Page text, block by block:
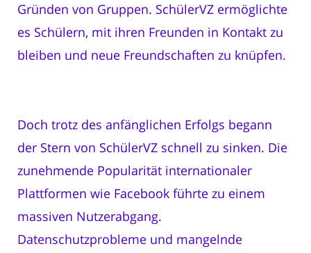
Gründen von Gruppen. SchülerVZ ermöglichte
es Schülern, mit ihren Freunden in Kontakt zu
bleiben und neue Freundschaften zu knüpfen.
Doch trotz des anfänglichen Erfolgs begann
der Stern von SchülerVZ schnell zu sinken. Die
zunehmende Popularität internationaler
Plattformen wie Facebook führte zu einem
massiven Nutzerabgang.
Datenschutzprobleme und mangelnde